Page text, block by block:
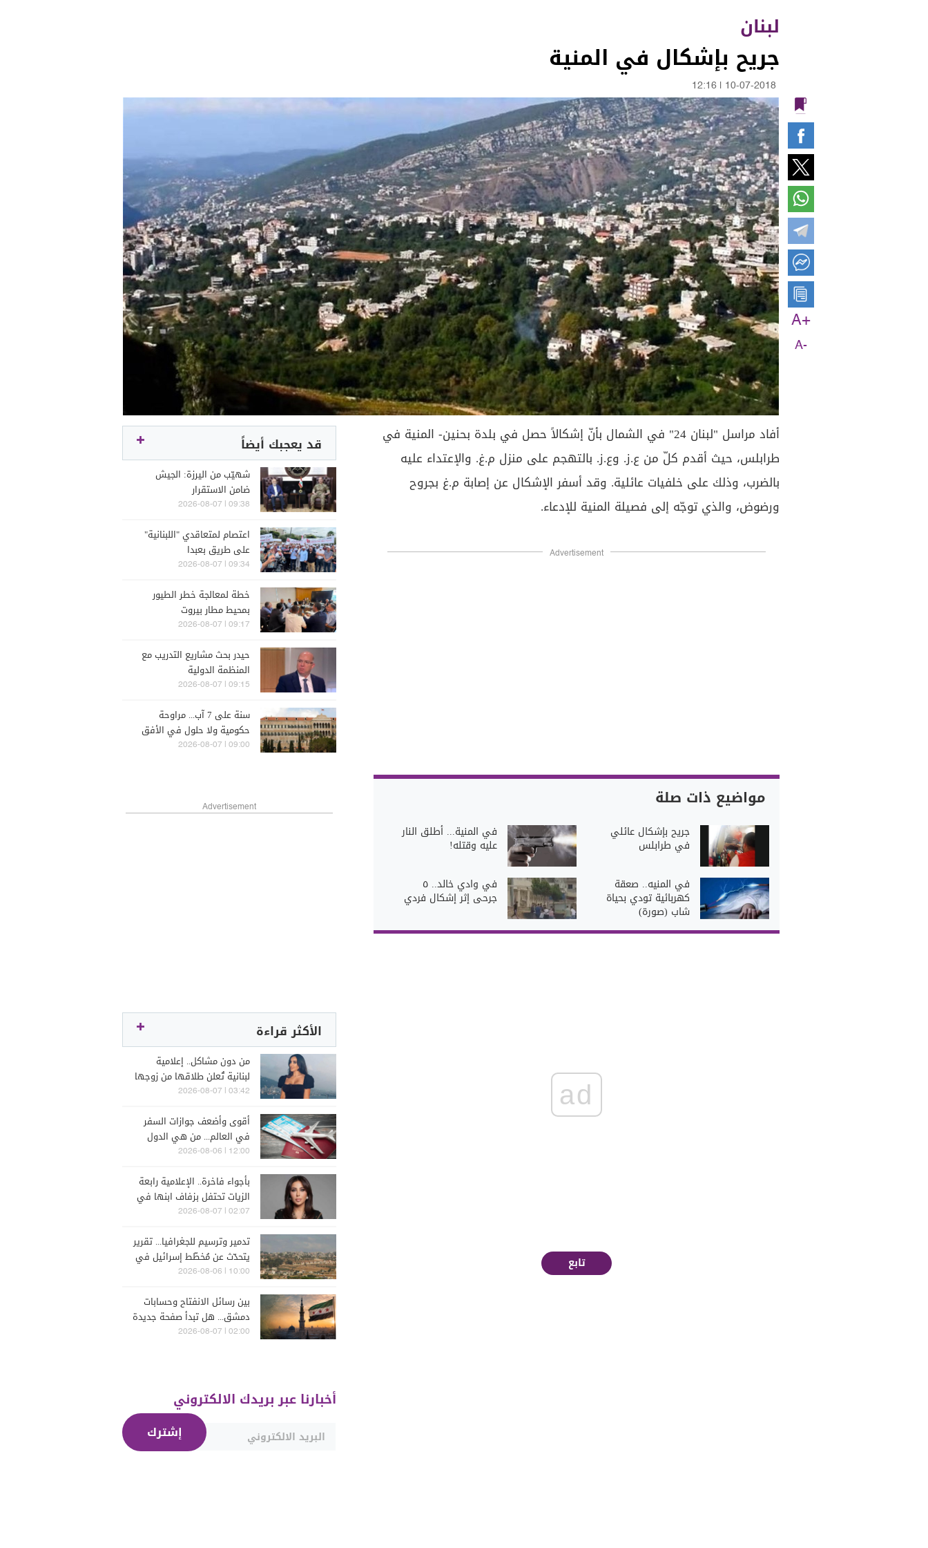
لبنان
جريح بإشكال في المنية
10-07-2018
12:16
A+
A-
أفاد مراسل "لبنان 24" في الشمال بأنّ إشكالاً حصل في بلدة بحنين- المنية في
طرابلس، حيث أقدم كلّ من ع.ز. وع.ز. بالتهجم على منزل م.غ. والإعتداء عليه
بالضرب، وذلك على خلفيات عائلية. وقد أسفر الإشكال عن إصابة م.غ بجروح
ورضوض، والذي توجّه إلى فصيلة المنية للإدعاء.
Advertisement
مواضيع ذات صلة
جريح بإشكال عائلي
في طرابلس
في المنية... أطلق النار
عليه وقتله!
في المنيه.. صعقة
كهربائية تودي بحياة
شاب (صورة)
في وادي خالد.. ٥
جرحى إثر إشكال فردي
ad
تابع
قد يعجبك أيضاً
شهيّب من اليرزة: الجيش
ضامن الاستقرار
09:38 | 2026-08-07
اعتصام لمتعاقدي "اللبنانية"
على طريق بعبدا
09:34 | 2026-08-07
خطة لمعالجة خطر الطيور
بمحيط مطار بيروت
09:17 | 2026-08-07
حيدر بحث مشاريع التدريب مع
المنظمة الدولية
09:15 | 2026-08-07
سنة على 7 آب... مراوحة
حكومية ولا حلول في الأفق
المنظور
09:00 | 2026-08-07
Advertisement
الأكثر قراءة
من دون مشاكل.. إعلامية
لبنانية تُعلن طلاقها من زوجها
رجل الأعمال
03:42 | 2026-08-07
أقوى وأضعف جوازات السفر
في العالم... من هي الدول
التي تصدّرت الترتيب؟
12:00 | 2026-08-06
بأجواء فاخرة.. الإعلامية رابعة
الزيات تحتفل بزفاف ابنها في
البترون (فيديو)
02:07 | 2026-08-07
تدمير وترسيم للجغرافيا... تقرير
يتحدّث عن مُخطّط إسرائيل في
جنوب لبنان
10:00 | 2026-08-06
بين رسائل الانفتاح وحسابات
دمشق... هل تبدأ صفحة جديدة
بين "حزب الله" وسوريا -
02:00 | 2026-08-07
أخبارنا عبر بريدك الالكتروني
إشترك